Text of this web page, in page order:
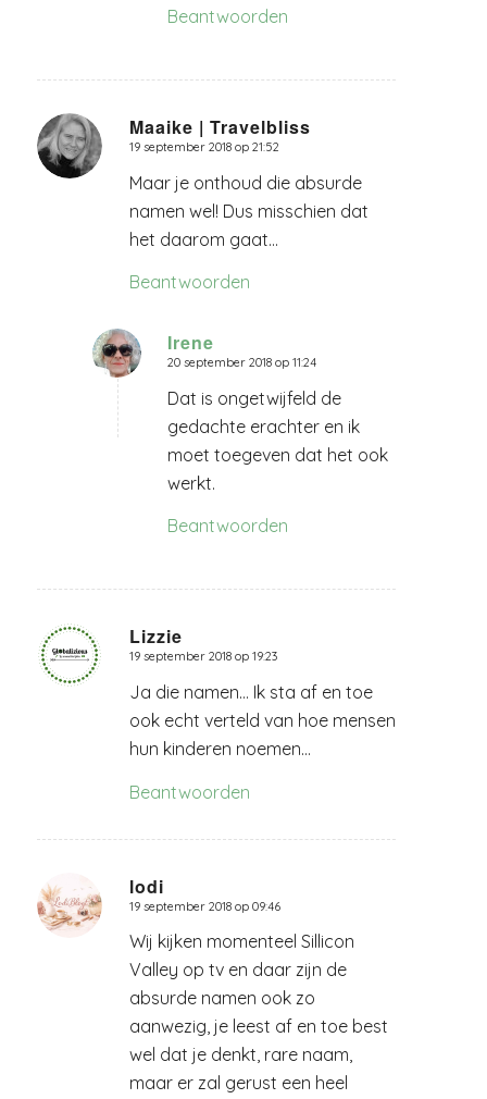
Beantwoorden
Maaike | Travelbliss
zegt:
19 september 2018 op 21:52
Maar je onthoud die absurde
namen wel! Dus misschien dat
het daarom gaat…
Beantwoorden
Irene
zegt:
20 september 2018 op 11:24
Dat is ongetwijfeld de
gedachte erachter en ik
moet toegeven dat het ook
werkt.
Beantwoorden
Lizzie
zegt:
19 september 2018 op 19:23
Ja die namen… Ik sta af en toe
ook echt verteld van hoe mensen
hun kinderen noemen…
Beantwoorden
lodi
zegt:
19 september 2018 op 09:46
Wij kijken momenteel Sillicon
Valley op tv en daar zijn de
absurde namen ook zo
aanwezig, je leest af en toe best
wel dat je denkt, rare naam,
maar er zal gerust een heel